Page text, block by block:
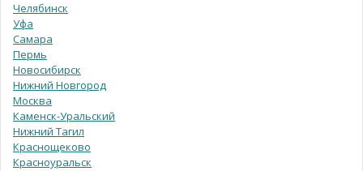
Челябинск
Уфа
Самара
Пермь
Новосибирск
Нижний Новгород
Москва
Каменск-Уральский
Нижний Тагил
Краснощеково
Красноуральск